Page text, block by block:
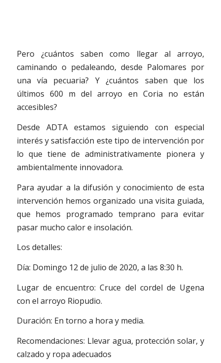
Pero ¿cuántos saben como llegar al arroyo,
caminando o pedaleando, desde Palomares por
una vía pecuaria? Y ¿cuántos saben que los
últimos 600 m del arroyo en Coria no están
accesibles?
Desde ADTA estamos siguiendo con especial
interés y satisfacción este tipo de intervención por
lo que tiene de administrativamente pionera y
ambientalmente innovadora.
Para ayudar a la difusión y conocimiento de esta
intervención hemos organizado una visita guiada,
que hemos programado temprano para evitar
pasar mucho calor e insolación.
Los detalles:
Día: Domingo 12 de julio de 2020, a las 8:30 h.
Lugar de encuentro: Cruce del cordel de Ugena
con el arroyo Riopudio.
Duración: En torno a hora y media.
Recomendaciones: Llevar agua, protección solar, y
calzado y ropa adecuados